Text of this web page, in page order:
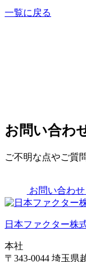
一覧に戻る
お問い合わ
ご不明な点やご質
お問い合わせ
日本ファクター株
本社
〒343-0044 埼玉県